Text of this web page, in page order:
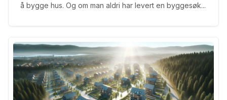
å bygge hus. Og om man aldri har levert en byggesøk...